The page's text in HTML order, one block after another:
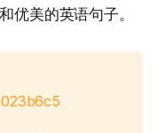
优美的英语句子。